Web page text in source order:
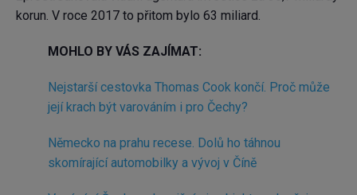
korun. V roce 2017 to přitom bylo 63 miliard.
MOHLO BY VÁS ZAJÍMAT:
Nejstarší cestovka Thomas Cook končí. Proč může
její krach být varováním i pro Čechy?
Německo na prahu recese. Dolů ho táhnou
skomírající automobilky a vývoj v Číně